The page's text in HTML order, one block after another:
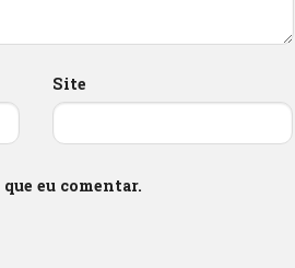
Site
eu comentar.